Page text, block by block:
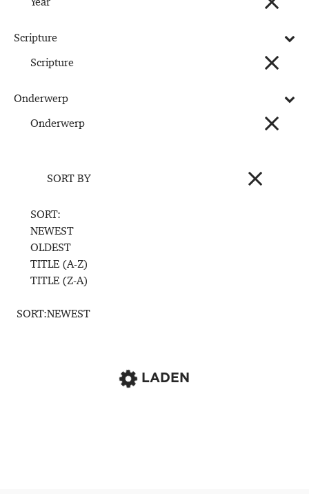
Scripture
Scripture
Onderwerp
Onderwerp
SORT BY
SORT:
NEWEST
OLDEST
TITLE (A-Z)
TITLE (Z-A)
SORT:NEWEST
LADEN